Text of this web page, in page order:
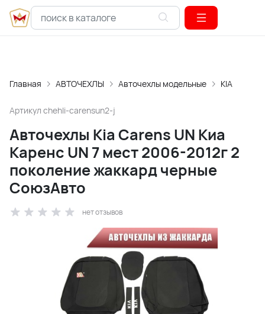
Главная АВТОЧЕХЛЫ Авточехлы модельные KIA
Артикул chehli-carensun2-j
Авточехлы Kia Carens UN Киа
Каренс UN 7 мест 2006-2012г 2
поколение жаккард черные
СоюзАвто
нет отзывов